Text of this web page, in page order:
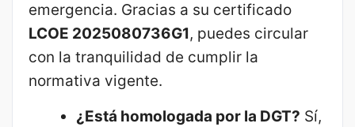
emergencia. Gracias a su certificado
LCOE 2025080736G1, puedes circular
con la tranquilidad de cumplir la
normativa vigente.
¿Está homologada por la DGT? Sí,